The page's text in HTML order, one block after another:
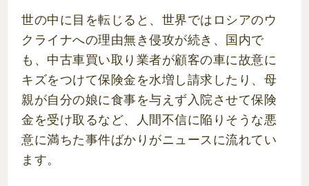
世の中に目を転じると、世界ではロシアのウ
クライナへの理由無き侵攻が続き、国内で
も、中古車買い取り業者が顧客の車に故意に
キズをつけて保険金を水増し請求したり、母
親が自分の娘に食事を与えず入院させて保険
金を受け取るなど、人間不信に陥りそうな悪
意に満ちた事件ばかりがニュースに流れてい
ます。